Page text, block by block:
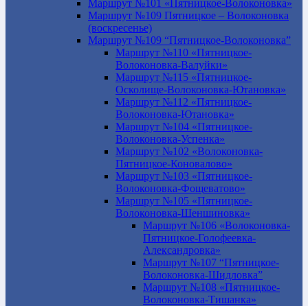
Маршрут №101 «Пятницкое-Волоконовка»
Маршрут №109 Пятницкое – Волоконовка
(воскресенье)
Маршрут №109 “Пятницкое-Волоконовка”
Маршрут №110 «Пятницкое-
Волоконовка-Валуйки»
Маршрут №115 «Пятницкое-
Осколище-Волоконовка-Ютановка»
Маршрут №112 «Пятницкое-
Волоконовка-Ютановка»
Маршрут №104 «Пятницкое-
Волоконовка-Успенка»
Маршрут №102 «Волоконовка-
Пятницкое-Коновалово»
Маршрут №103 «Пятницкое-
Волоконовка-Фощеватово»
Маршрут №105 «Пятницкое-
Волоконовка-Шеншиновка»
Маршрут №106 «Волоконовка-
Пятницкое-Голофеевка-
Александровка»
Маршрут №107 “Пятницкое-
Волоконовка-Шидловка”
Маршрут №108 «Пятницкое-
Волоконовка-Тишанка»